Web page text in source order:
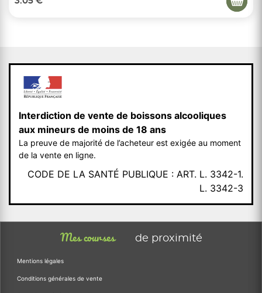
Interdiction de vente de boissons alcooliques
aux mineurs de moins de 18 ans
La preuve de majorité de l’acheteur est exigée au moment
de la vente en ligne.
CODE DE LA SANTÉ PUBLIQUE : ART. L. 3342-1.
L. 3342-3
Mes courses de proximité
Mentions légales
Conditions générales de vente